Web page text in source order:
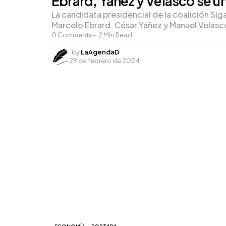
0 Comments 2 Min Read
La candidata presidencial de la coalición
Marcelo Ebrard, César Yáñez y Manuel
Posted
by
byLaAgendaD
29 de febrero de 2024